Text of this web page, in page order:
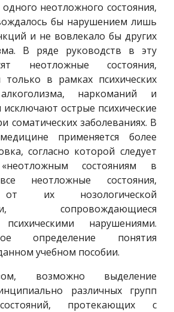
неотложного состояния,
бы нарушением лишь
и не вовлекало бы других
В ряде руководств в эту
неотложные состояния,
только в рамках психических
наркоманий и
острые психические
соматических заболеваниях. В
применяется более
согласно которой следует
состояниям в
неотложные состояния,
от их нозологической
сопровождающиеся
нарушениями.
определение понятия
учебном пособии.
возможно выделение
различных групп
протекающих с